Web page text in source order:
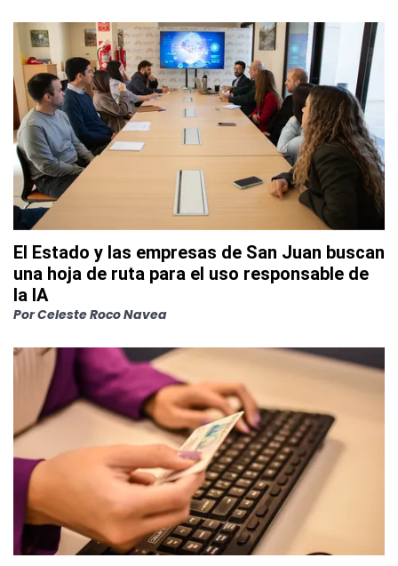
El Estado y las empresas de San Juan buscan
una hoja de ruta para el uso responsable de
la IA
PorCeleste Roco Navea